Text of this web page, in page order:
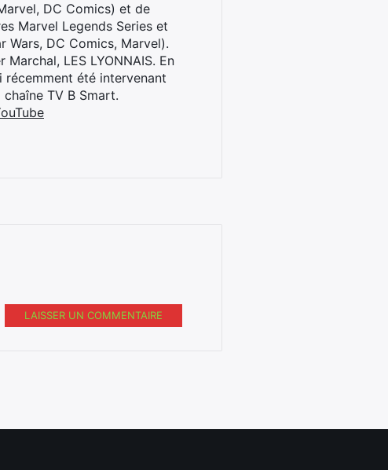
DC Comics) et de
Marvel Legends Series et
Wars, DC Comics, Marvel).
LES LYONNAIS. En
été intervenant
TV B Smart.
LAISSER UN COMMENTAIRE